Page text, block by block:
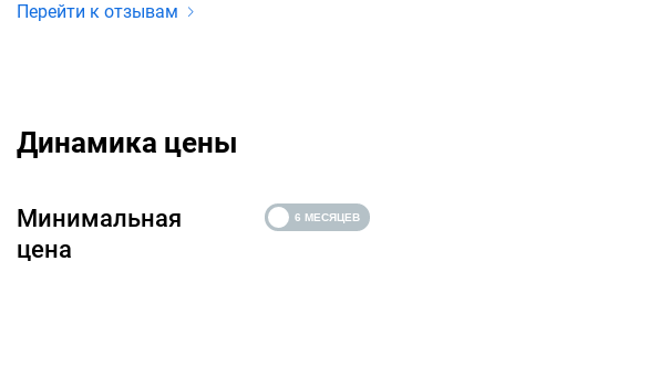
Перейти к отзывам
Динамика цены
Минимальная
цена